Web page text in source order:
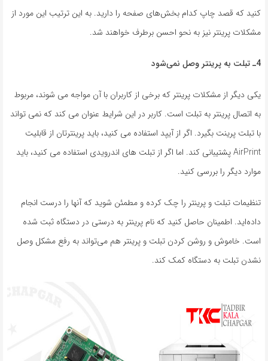
کنید که قصد چاپ کدام بخش‌های صفحه را دارید. به این ترتیب این مورد از
مشکلات پرینتر نیز به نحو احسن برطرف خواهند شد.
4ـ تبلت به پرینتر وصل نمی‌شود
یکی دیگر از مشکلات پرینتر که برخی از کاربران با آن مواجه می شوند، مربوط
به اتصال پرینتر به تبلت است. کاربر در این شرایط عنوان می کند که نمی تواند
با تبلت پرینت بگیرد. اگر از آیپد استفاده می کنید، باید پرینترتان از قابلیت
AirPrint پشتیبانی کند. اما اگر از تبلت های اندرویدی استفاده می کنید، باید
موارد دیگر را بررسی کنید.
تنظیمات تبلت و پرینتر را چک کرده و مطمئن شوید که آنها را درست انجام
داده‌اید. اطمینان حاصل کنید که نام پرینتر به درستی در دستگاه ثبت شده
است. خاموش و روشن کردن تبلت و پرینتر هم می‌تواند به رفع مشکل وصل
نشدن تبلت به دستگاه کمک کند.